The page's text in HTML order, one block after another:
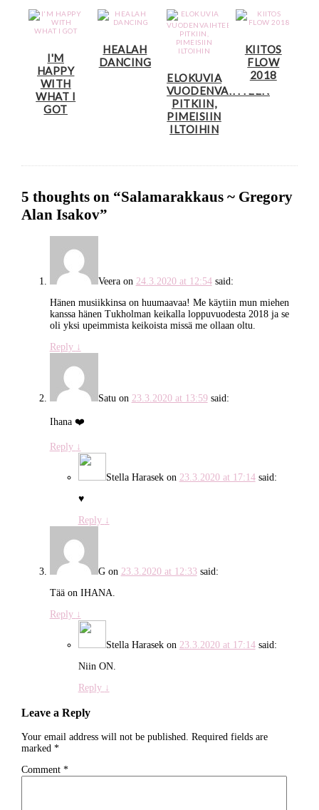
I'M
HAPPY
WITH
WHAT I
GOT
HEALAH
DANCING
ELOKUVIA
VUODENVAIHTEEN
PITKIIN,
PIMEISIIN
ILTOIHIN
KIITOS
FLOW
2018
5 thoughts on “Salamarakkaus ~ Gregory
Alan Isakov”
Veeraon 24.3.2020 at 12:54 said:
Hänen musiikkinsa on huumaavaa! Me käytiin mun miehen
kanssa hänen Tukholman keikalla loppuvuodesta 2018 ja se
oli yksi upeimmista keikoista missä me ollaan oltu.
Reply ↓
Satuon 23.3.2020 at 13:59 said:
Ihana ❤️
Reply ↓
Stella Harasekon 23.3.2020 at 17:14 said:
♥
Reply ↓
Gon 23.3.2020 at 12:33 said:
Tää on IHANA.
Reply ↓
Stella Harasekon 23.3.2020 at 17:14 said:
Niin ON.
Reply ↓
Leave a Reply
Your email address will not be published. Required fields are
marked *
Comment *